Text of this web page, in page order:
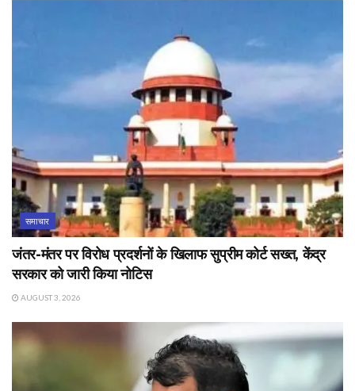
समाचार
जंतर-मंतर पर विरोध प्रदर्शनों के खिलाफ सुप्रीम कोर्ट सख्त, केंद्र
सरकार को जारी किया नोटिस
AUGUST 3, 2026